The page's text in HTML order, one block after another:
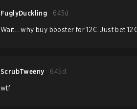
FuglyDuckling 645d
Wait… why buy booster for 12€. Just bet
ScrubTweeny 645d
wtf